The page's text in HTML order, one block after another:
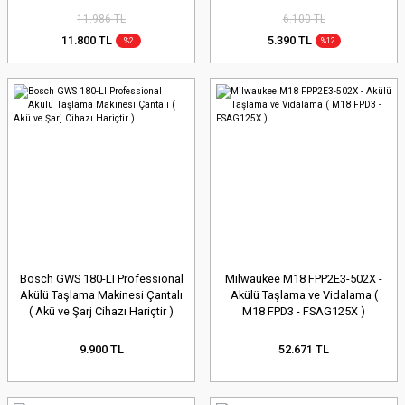
11.986 TL
11.800 TL %2
6.100 TL
5.390 TL %12
Bosch GWS 180-LI Professional
Akülü Taşlama Makinesi Çantalı
( Akü ve Şarj Cihazı Hariçtir )
9.900 TL
Milwaukee M18 FPP2E3-502X -
Akülü Taşlama ve Vidalama (
M18 FPD3 - FSAG125X )
52.671 TL